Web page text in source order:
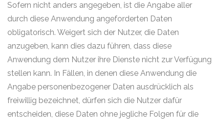
Sofern nicht anders angegeben, ist die Angabe aller
durch diese Anwendung angeforderten Daten
obligatorisch. Weigert sich der Nutzer, die Daten
anzugeben, kann dies dazu führen, dass diese
Anwendung dem Nutzer ihre Dienste nicht zur Verfügung
stellen kann. In Fällen, in denen diese Anwendung die
Angabe personenbezogener Daten ausdrücklich als
freiwillig bezeichnet, dürfen sich die Nutzer dafür
entscheiden, diese Daten ohne jegliche Folgen für die